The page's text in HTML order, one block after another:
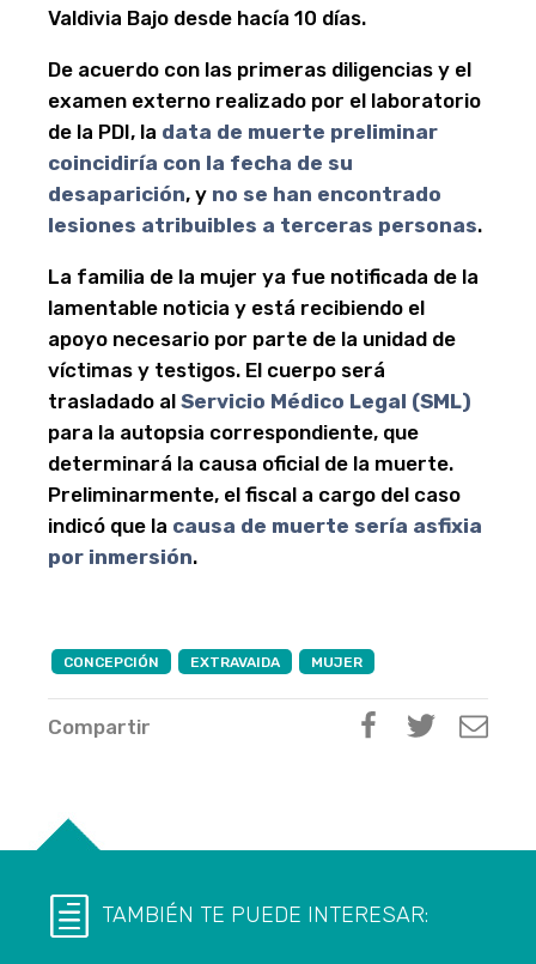
Valdivia Bajo desde hacía 10 días.
De acuerdo con las primeras diligencias y el
examen externo realizado por el laboratorio
de la PDI, la data de muerte preliminar
coincidiría con la fecha de su
desaparición, y no se han encontrado
lesiones atribuibles a terceras personas.
La familia de la mujer ya fue notificada de la
lamentable noticia y está recibiendo el
apoyo necesario por parte de la unidad de
víctimas y testigos. El cuerpo será
trasladado al Servicio Médico Legal (SML)
para la autopsia correspondiente, que
determinará la causa oficial de la muerte.
Preliminarmente, el fiscal a cargo del caso
indicó que la causa de muerte sería asfixia
por inmersión.
CONCEPCIÓN EXTRAVAIDA MUJER
Compartir
TAMBIÉN TE PUEDE INTERESAR: